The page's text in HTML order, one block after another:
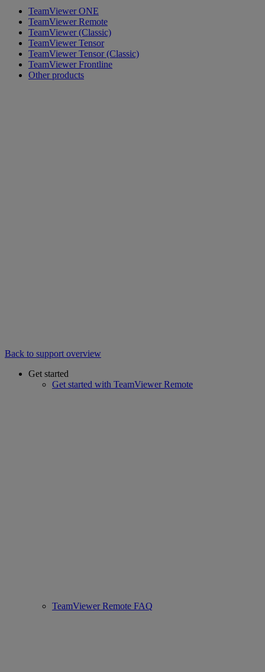
TeamViewer ONE
TeamViewer Remote
TeamViewer (Classic)
TeamViewer Tensor
TeamViewer Tensor (Classic)
TeamViewer Frontline
Other products
Back to support overview
Get started
Get started with TeamViewer Remote
TeamViewer Remote FAQ